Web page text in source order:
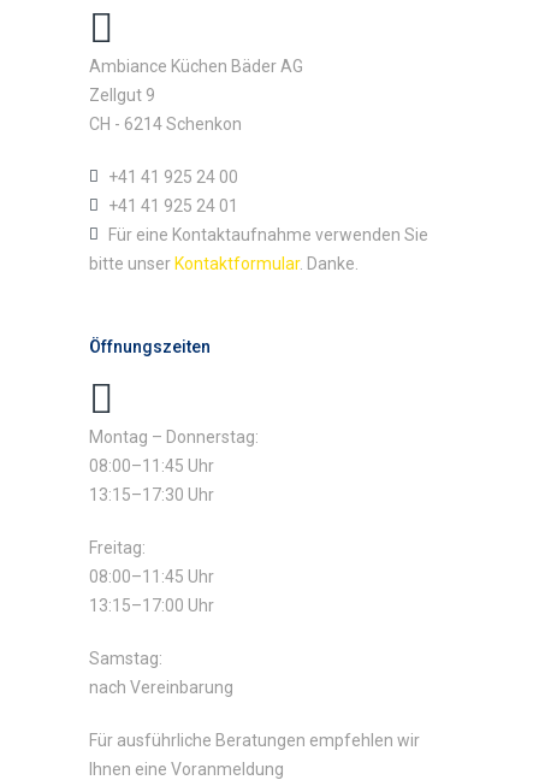
Ambiance Küchen Bäder AG
Zellgut 9
CH - 6214 Schenkon
+41 41 925 24 00
+41 41 925 24 01
Für eine Kontaktaufnahme verwenden Sie
bitte unserKontaktformular. Danke.
Öffnungszeiten
Montag – Donnerstag:
08:00–11:45 Uhr
13:15–17:30 Uhr
Freitag:
08:00–11:45 Uhr
13:15–17:00 Uhr
Samstag:
nach Vereinbarung
Für ausführliche Beratungen empfehlen wir
Ihnen eine Voranmeldung